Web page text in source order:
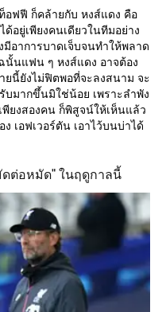
ฟฟี ก็คล้ายกับ หงส์แดง คือ
อยู่เพียงคนเดียวในทีมอย่าง
อาการบาดเจ็บจนทำให้พลาด
นั้นแฟน ๆ หงส์แดง อาจต้อง
ยนี้ยังไม่ฟิตพอที่จะลงสนาม จะ
บมากขึ้นมิใช่น้อย เพราะลำพัง
ยงสองคน ก็พิสูจน์ให้เห็นแล้ว
เอฟเวอร์ตัน เอาไว้บนบ่าได้
ต่อหมัด" ในฤดูกาลนี้